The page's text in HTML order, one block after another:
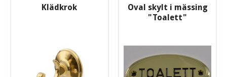
Klädkrok
Oval skylt i mässing
"Toalett"